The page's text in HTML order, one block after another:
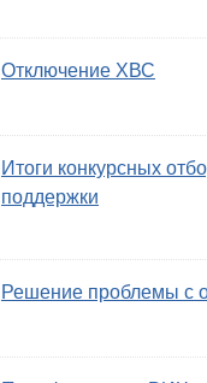
Отключение ХВС
Итоги конкурсных
поддержки
Решение проблемы с